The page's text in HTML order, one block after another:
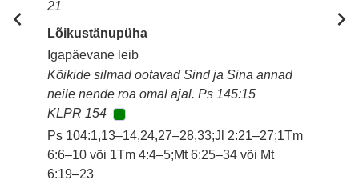
21
Lõikustänupüha
Igapäevane leib
Kõikide silmad ootavad Sind ja Sina annad
neile nende roa omal ajal. Ps 145:15
KLPR 154
Ps 104:1,13–14,24,27–28,33;Jl 2:21–27;1Tm
6:6–10 või 1Tm 4:4–5;Mt 6:25–34 või Mt
6:19–23